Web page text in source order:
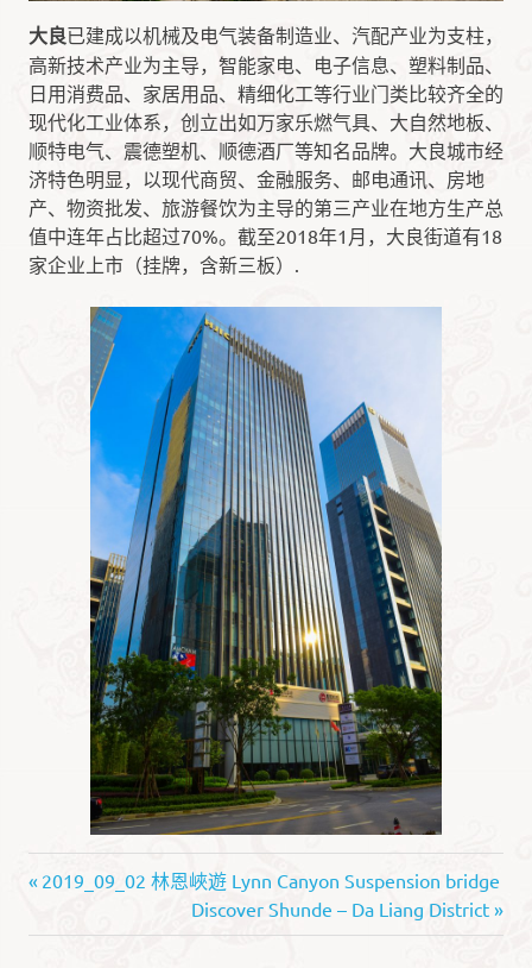
大良已建成以机械及电气装备制造业、汽配产业为支柱，
高新技术产业为主导，智能家电、电子信息、塑料制品、
日用消费品、家居用品、精细化工等行业门类比较齐全的
现代化工业体系，创立出如万家乐燃气具、大自然地板、
顺特电气、震德塑机、顺德酒厂等知名品牌。大良城市经
济特色明显，以现代商贸、金融服务、邮电通讯、房地
产、物资批发、旅游餐饮为主导的第三产业在地方生产总
值中连年占比超过70%。截至2018年1月，大良街道有18
家企业上市（挂牌，含新三板）.
Shunde
文
章
Previous
2019_09_02 林恩峽遊 Lynn Canyon Suspension bridge
Next
Post:
Discover Shunde – Da Liang District